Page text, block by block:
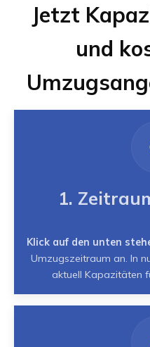
Jetzt
und
1.
Klick auf den unten
Umzugszeitraum an. In
aktuell Kapazitäten